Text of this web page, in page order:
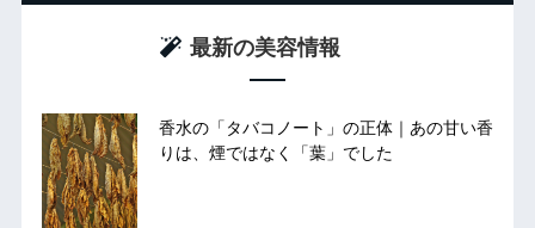
最新の美容情報
香水の「タバコノート」の正体｜あの甘い香
りは、煙ではなく「葉」でした